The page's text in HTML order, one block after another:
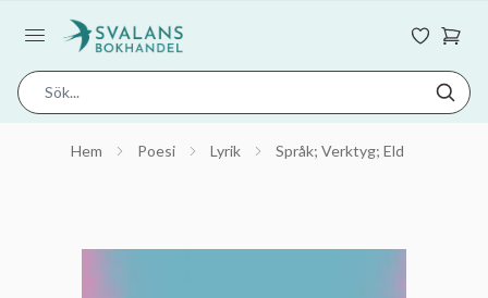
Hem Poesi Lyrik Språk; Verktyg; Eld